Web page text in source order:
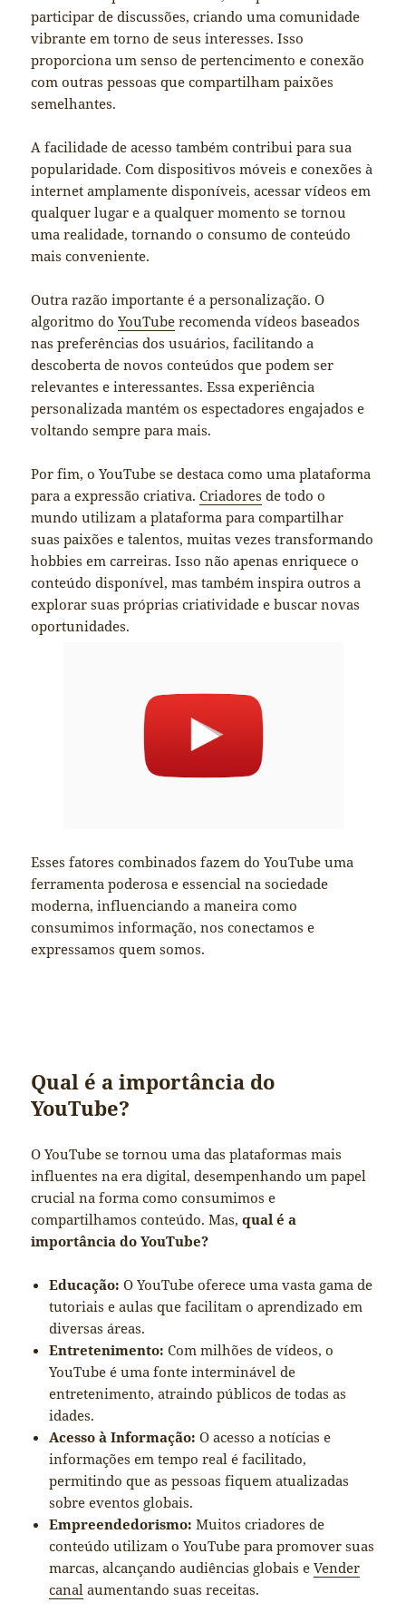
participar de discussões, criando uma comunidade
vibrante em torno de seus interesses. Isso
proporciona um senso de pertencimento e conexão
com outras pessoas que compartilham paixões
semelhantes.
A facilidade de acesso também contribui para sua
popularidade. Com dispositivos móveis e conexões à
internet amplamente disponíveis, acessar vídeos em
qualquer lugar e a qualquer momento se tornou
uma realidade, tornando o consumo de conteúdo
mais conveniente.
Outra razão importante é a personalização. O
algoritmo doYouTube recomenda vídeos baseados
nas preferências dos usuários, facilitando a
descoberta de novos conteúdos que podem ser
relevantes e interessantes. Essa experiência
personalizada mantém os espectadores engajados e
voltando sempre para mais.
Por fim, o YouTube se destaca como uma plataforma
para a expressão criativa.Criadores de todo o
mundo utilizam a plataforma para compartilhar
suas paixões e talentos, muitas vezes transformando
hobbies em carreiras. Isso não apenas enriquece o
conteúdo disponível, mas também inspira outros a
explorar suas próprias criatividade e buscar novas
oportunidades.
Esses fatores combinados fazem do YouTube uma
ferramenta poderosa e essencial na sociedade
moderna, influenciando a maneira como
consumimos informação, nos conectamos e
expressamos quem somos.
Qual é a importância do
YouTube?
O YouTube se tornou uma das plataformas mais
influentes na era digital, desempenhando um papel
crucial na forma como consumimos e
compartilhamos conteúdo. Mas,qual é a
importância do YouTube?
Educação: O YouTube oferece uma vasta gama de
tutoriais e aulas que facilitam o aprendizado em
diversas áreas.
Entretenimento: Com milhões de vídeos, o
YouTube é uma fonte interminável de
entretenimento, atraindo públicos de todas as
idades.
Acesso à Informação: O acesso a notícias e
informações em tempo real é facilitado,
permitindo que as pessoas fiquem atualizadas
sobre eventos globais.
Empreendedorismo: Muitos criadores de
conteúdo utilizam o YouTube para promover suas
marcas, alcançando audiências globais eVender
canal aumentando suas receitas.